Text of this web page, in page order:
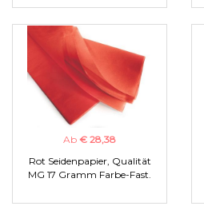
Ab € 28,38
Rot Seidenpapier, Qualität
MG 17 Gramm Farbe-Fast.